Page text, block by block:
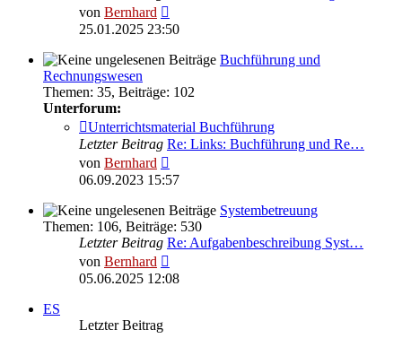
von Bernhard
Beitrag
25.01.2025 23:50
Buchführung und
Rechnungswesen
Themen: 35, Beiträge: 102
Unterforum:
Unterrichtsmaterial Buchführung
Letzter Beitrag Re: Links: Buchführung und Re…
von Bernhard
Beitrag
06.09.2023 15:57
Systembetreuung
Themen: 106, Beiträge: 530
Letzter Beitrag Re: Aufgabenbeschreibung Syst…
von Bernhard
Beitrag
05.06.2025 12:08
ES
Letzter Beitrag